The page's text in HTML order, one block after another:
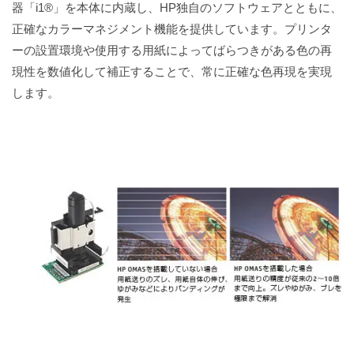
器「i1®」を本体に内蔵し、HP独自のソフトウェアとともに、
正確なカラーマネジメント機能を提供しています。プリンタ
ーの設置環境や使用する用紙によってばらつきがある色の再
現性を数値化して補正することで、常に正確な色再現を実現
します。